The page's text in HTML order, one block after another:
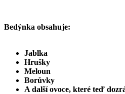
Bedýnka obsahuje:
Jablka
Hrušky
Meloun
Borůvky
A další ovoce, které teď